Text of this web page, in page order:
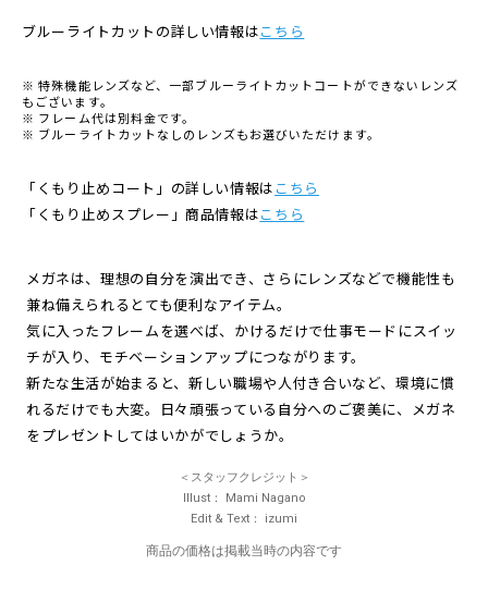
ブルーライトカットの詳しい情報はこちら
※ 特殊機能レンズなど、一部ブルーライトカットコートができないレンズ
もございます。
※ フレーム代は別料金です。
※ ブルーライトカットなしのレンズもお選びいただけます。
「くもり止めコート」の詳しい情報は こちら
「くもり止めスプレー」商品情報はこちら
メガネは、理想の自分を演出でき、さらにレンズなどで機能性も
兼ね備えられるとても便利なアイテム。
気に入ったフレームを選べば、かけるだけで仕事モードにスイッ
チが入り、モチベーションアップにつながります。
新たな生活が始まると、新しい職場や人付き合いなど、環境に慣
れるだけでも大変。日々頑張っている自分へのご褒美に、メガネ
をプレゼントしてはいかがでしょうか。
スタッフクレジット
Illust
Mami Nagano
Edit & Text
izumi
商品の価格は掲載当時の内容です